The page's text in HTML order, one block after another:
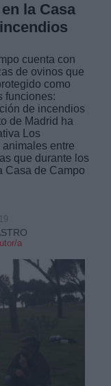
la Casa
cuenta con
de ovinos que
como
funciones:
de incendios
de Madrid ha
Los
entre
que durante los
Casa de Campo
a